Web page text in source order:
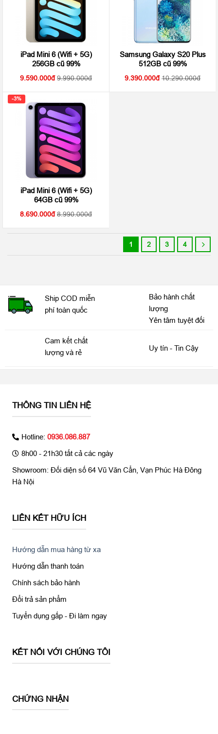
iPad Mini 6 (Wifi + 5G)
256GB cũ 99%
9.590.000 9.990.000
Samsung Galaxy S20 Plus
512GB cũ 99%
9.390.000 10.290.000
-3%
iPad Mini 6 (Wifi + 5G)
64GB cũ 99%
8.690.000 8.990.000
1 2 3 4
Ship COD miễn
phí toàn quốc
Bảo hành chất
lượng
Yên tâm tuyệt đối
Cam kết chất
lượng và rẻ
Uy tín - Tin Cậy
THÔNG TIN LIÊN HỆ
Hotline: 0936.086.887
8h00 - 21h30 tất cả các ngày
Showroom: Đối diện số 64 Vũ Văn Cẩn, Vạn Phúc Hà Đông
Hà Nội
LIÊN KẾT HỮU ÍCH
Hướng dẫn mua hàng từ xa
Hướng dẫn thanh toán
Chính sách bảo hành
Đổi trả sản phẩm
Tuyển dụng gấp - Đi làm ngay
KẾT NỐI VỚI CHÚNG TÔI
CHỨNG NHẬN